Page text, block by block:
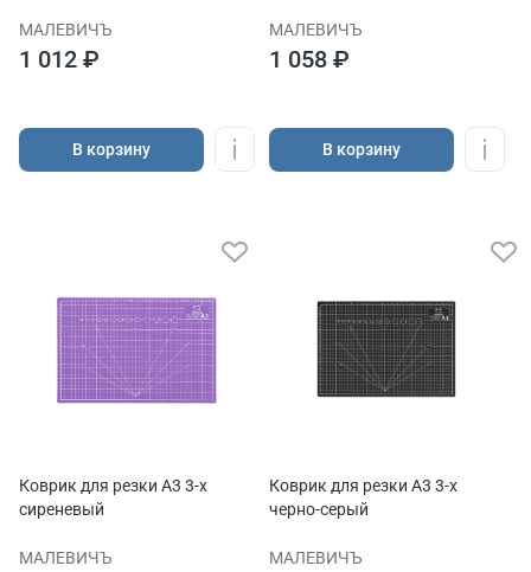
МАЛЕВИЧЪ
1 012 ₽
В корзину
МАЛЕВИЧЪ
1 058 ₽
В корзину
Коврик для резки А3 3-x
сиреневый
МАЛЕВИЧЪ
Коврик для резки А3 3-x
черно-серый
МАЛЕВИЧЪ